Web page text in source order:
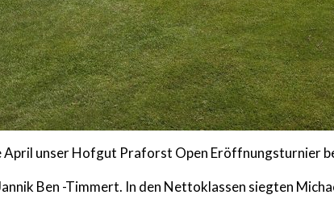
unser Hofgut Praforst Open Eröffnungsturnier
Ben -Timmert. In den Nettoklassen siegten